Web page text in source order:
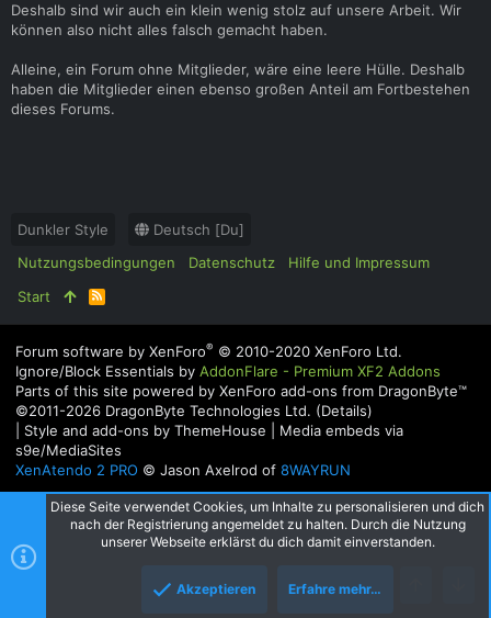
Deshalb sind wir auch ein klein wenig stolz auf unsere Arbeit. Wir
können also nicht alles falsch gemacht haben.
Alleine, ein Forum ohne Mitglieder, wäre eine leere Hülle. Deshalb
haben die Mitglieder einen ebenso großen Anteil am Fortbestehen
dieses Forums.
Dunkler Style
Deutsch [Du]
Nutzungsbedingungen
Datenschutz
Hilfe und Impressum
Start
R
S
Forum software by XenForo® © 2010-2020 XenForo Ltd.
Ignore/Block Essentials by AddonFlare - Premium XF2 Addons
Parts of this site powered by XenForo add-ons from DragonByte™
©2011-2026 DragonByte Technologies Ltd. (Details)
Style and add-ons by ThemeHouse
Media embeds via
s9e/MediaSites
XenAtendo 2 PRO © Jason Axelrod of 8WAYRUN
Diese Seite verwendet Cookies, um Inhalte zu personalisieren und dich
nach der Registrierung angemeldet zu halten. Durch die Nutzung
unserer Webseite erklärst du dich damit einverstanden.
Akzeptieren Erfahre mehr…